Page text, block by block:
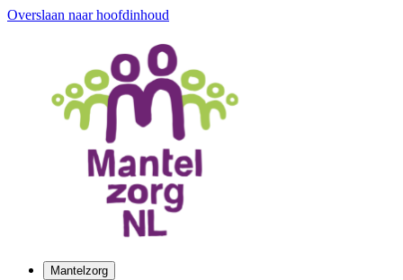
Overslaan naar hoofdinhoud
Mantelzorg